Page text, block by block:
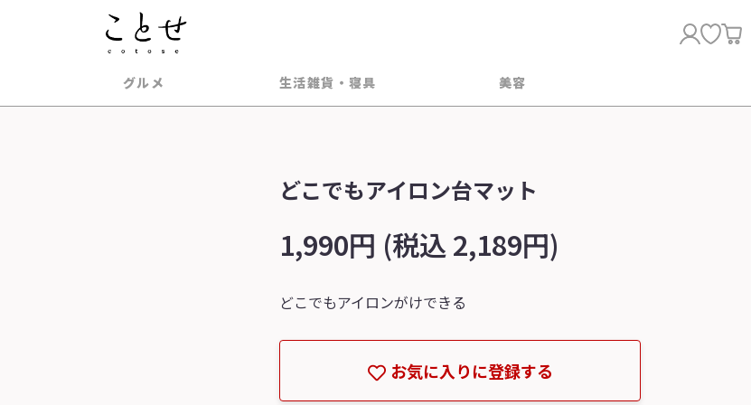
グルメ 生活雑貨・寝具 美容
どこでもアイロン台マット
1,990円 (税込 2,189円)
どこでもアイロンがけできる
お気に入りに登録する